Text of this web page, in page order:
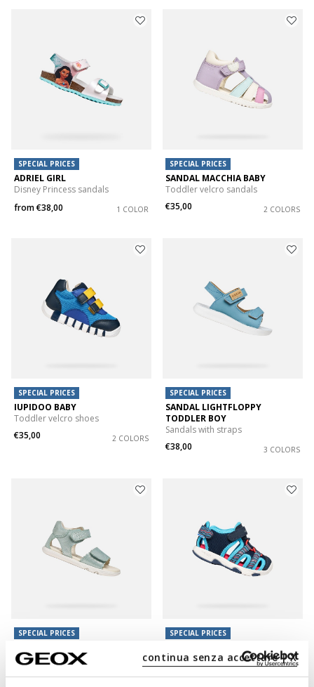
continua senza accettare | X
SPECIAL PRICES
ADRIEL GIRL
Disney Princess sandals
from€38,00 1 COLOR
SPECIAL PRICES
SANDAL MACCHIA BABY
Toddler velcro sandals
€35,00
2 COLORS
SPECIAL PRICES
IUPIDOO BABY
Toddler velcro shoes
€35,00
2 COLORS
SPECIAL PRICES
SANDAL LIGHTFLOPPY
TODDLER BOY
Sandals with straps
€38,00
3 COLORS
SPECIAL PRICES
GIRL
Lightweight and flexible barefoot
sandals
SPECIAL PRICES
Beach sandals
from€41,00 2 COLORS